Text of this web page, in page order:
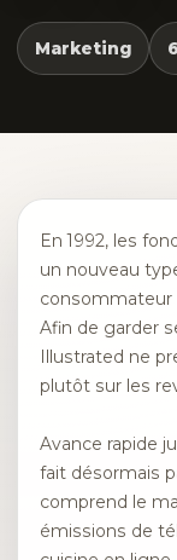
Marketing
En 1992, les
un nouveau
consommateur
Afin de garder
Illustrated ne
plutôt sur les
Avance rapide
fait désormais
comprend le
émissions de